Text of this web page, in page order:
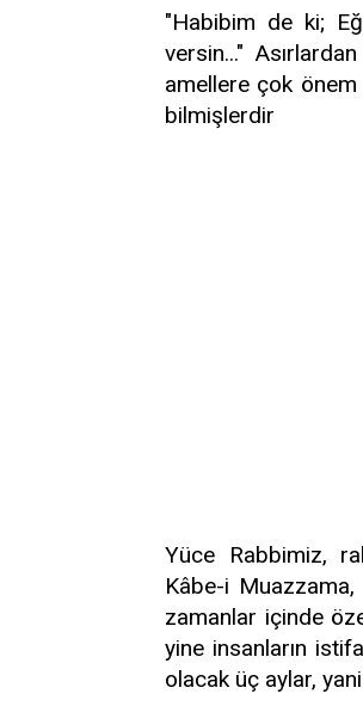
"Habibim de ki;
versin..."
amellere çok
bilmişlerdir
Yüce Rabbimiz,
Kâbe-i
zamanlar içinde
yine insanların
olacak üç aylar,